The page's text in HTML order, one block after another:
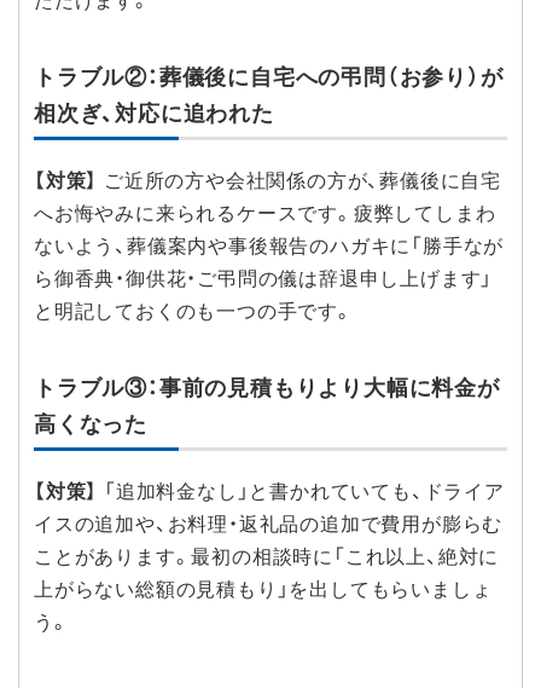
トラブル②：葬儀後に自宅への弔問（お参り）が
相次ぎ、対応に追われた
【対策】
ご近所の方や会社関係の方が、葬儀後に自宅
へお悔やみに来られるケースです。疲弊してしまわ
ないよう、葬儀案内や事後報告のハガキに「勝手なが
ら御香典・御供花・ご弔問の儀は辞退申し上げます」
と明記しておくのも一つの手です。
トラブル③：事前の見積もりより大幅に料金が
高くなった
【対策】
「追加料金なし」と書かれていても、ドライア
イスの追加や、お料理・返礼品の追加で費用が膨らむ
ことがあります。最初の相談時に「これ以上、絶対に
上がらない総額の見積もり」を出してもらいましょ
う。